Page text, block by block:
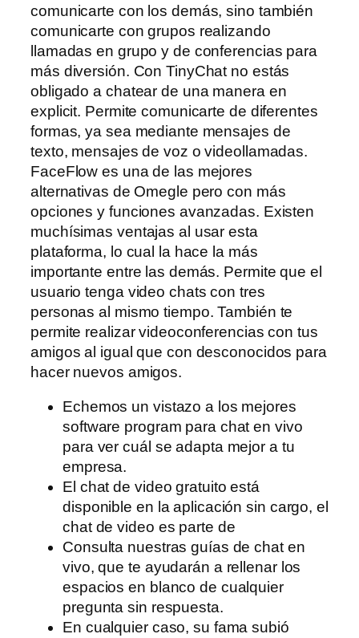
comunicarte con los demás, sino también
comunicarte con grupos realizando
llamadas en grupo y de conferencias para
más diversión. Con TinyChat no estás
obligado a chatear de una manera en
explicit. Permite comunicarte de diferentes
formas, ya sea mediante mensajes de
texto, mensajes de voz o videollamadas.
FaceFlow es una de las mejores
alternativas de Omegle pero con más
opciones y funciones avanzadas. Existen
muchísimas ventajas al usar esta
plataforma, lo cual la hace la más
importante entre las demás. Permite que el
usuario tenga video chats con tres
personas al mismo tiempo. También te
permite realizar videoconferencias con tus
amigos al igual que con desconocidos para
hacer nuevos amigos.
Echemos un vistazo a los mejores
software program para chat en vivo
para ver cuál se adapta mejor a tu
empresa.
El chat de video gratuito está
disponible en la aplicación sin cargo, el
chat de video es parte de
Consulta nuestras guías de chat en
vivo, que te ayudarán a rellenar los
espacios en blanco de cualquier
pregunta sin respuesta.
En cualquier caso, su fama subió